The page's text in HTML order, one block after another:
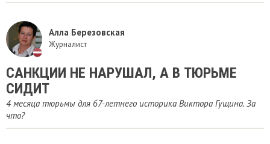
Алла Березовская
Журналист
САНКЦИИ НЕ НАРУШАЛ, А В ТЮРЬМЕ
СИДИТ
4 месяца тюрьмы для 67-летнего историка Виктора Гущина. За
что?